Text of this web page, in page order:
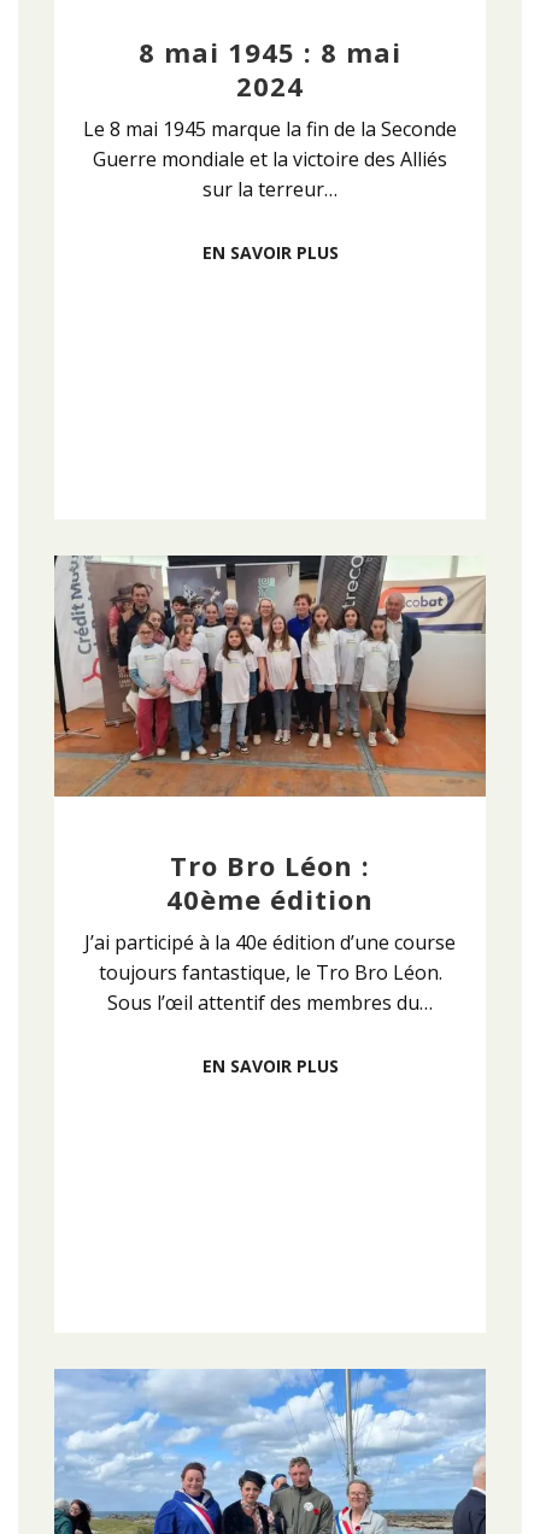
8 mai 1945 : 8 mai
2024
Le 8 mai 1945 marque la fin de la Seconde
Guerre mondiale et la victoire des Alliés
sur la terreur…
EN SAVOIR PLUS
Tro Bro Léon :
40ème édition
J’ai participé à la 40e édition d’une course
toujours fantastique, le Tro Bro Léon.
Sous l’œil attentif des membres du…
EN SAVOIR PLUS